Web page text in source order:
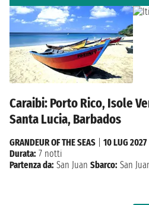
Caraibi: Porto Rico, Isole
Santa Lucia, Barbados
GRANDEUR OF THE SEAS
10 LUG 2027
Durata: 7 notti
Partenza da: San Juan Sbarco: San